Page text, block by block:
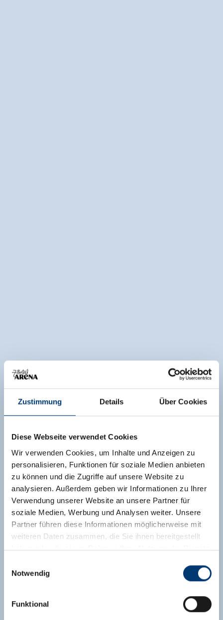
Zustimmung Details Über Cookies
Diese Webseite verwendet Cookies
Wir verwenden Cookies, um Inhalte und Anzeigen zu
personalisieren, Funktionen für soziale Medien anbieten
zu können und die Zugriffe auf unsere Website zu
analysieren. Außerdem geben wir Informationen zu Ihrer
Verwendung unserer Website an unsere Partner für
soziale Medien, Werbung und Analysen weiter. Unsere
Partner führen diese Informationen möglicherweise mit
weiteren Daten zusammen, die Sie ihnen bereitgestellt
haben oder die sie im Rahmen Ihrer Nutzung der Dienste
Rohr 23// A-6280 Zell am Ziller
Notwendig
Funktional